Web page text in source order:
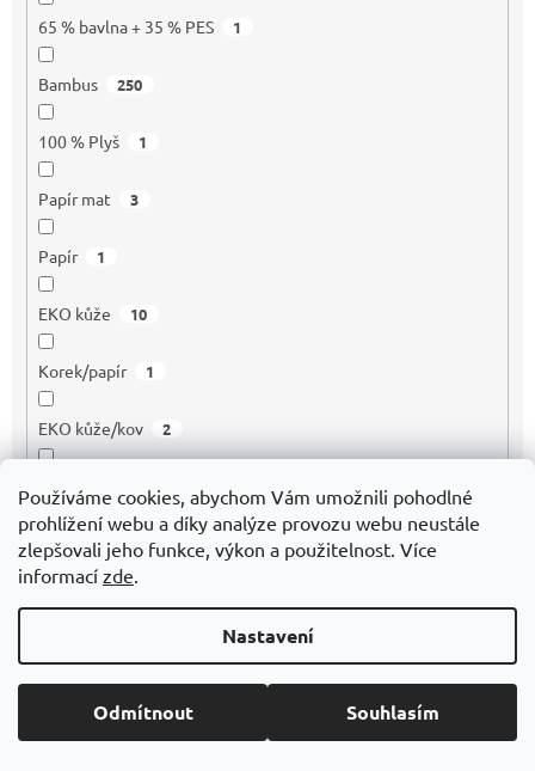
Používáme cookies, abychom Vám umožnili pohodlné
prohlížení webu a díky analýze provozu webu neustále
zlepšovali jeho funkce, výkon a použitelnost. Více
informací zde.
Nastavení
Odmítnout Souhlasím
65 % bavlna + 35 % PES 1
Bambus 250
100 % Plyš 1
Papír mat 3
Papír 1
EKO kůže 10
Korek/papír 1
EKO kůže/kov 2
Dřevo/ Bambus
Guma 7
Polyester 600D 15
Polyester 300D 2